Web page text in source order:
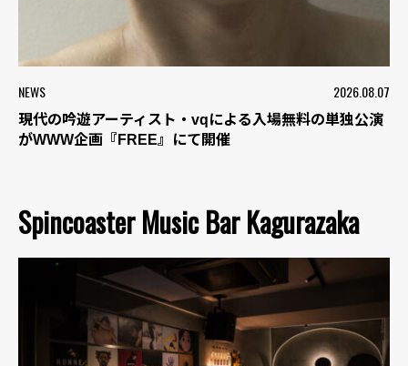
NEWS 2026.08.07
現代の吟遊アーティスト・vqによる入場無料の単独公演
がWWW企画『FREE』にて開催
Spincoaster Music Bar Kagurazaka